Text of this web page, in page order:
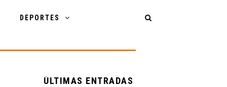
DEPORTES
ÚLTIMAS ENTRADAS